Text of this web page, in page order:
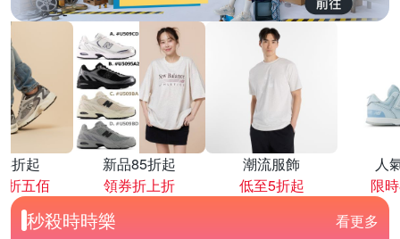
折起
折五佰
新品85折起
領券折上折
潮流服飾
低至5折起
人
限
秒殺時時樂 看更多